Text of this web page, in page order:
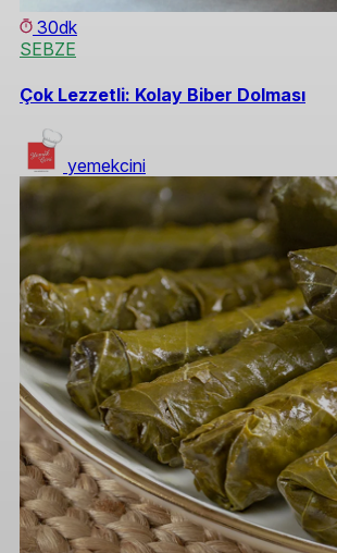
30dk
SEBZE
Çok Lezzetli: Kolay Biber Dolması
yemekcini